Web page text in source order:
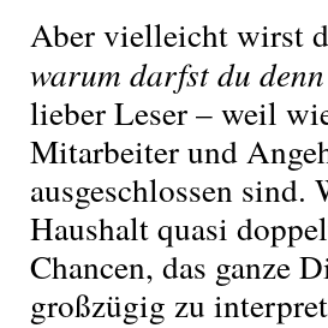
Aber vielleicht wirst
warum darfst du
lieber Leser – weil
Mitarbeiter und
ausgeschlossen
Haushalt quasi
Chancen, das ganze
großzügig zu